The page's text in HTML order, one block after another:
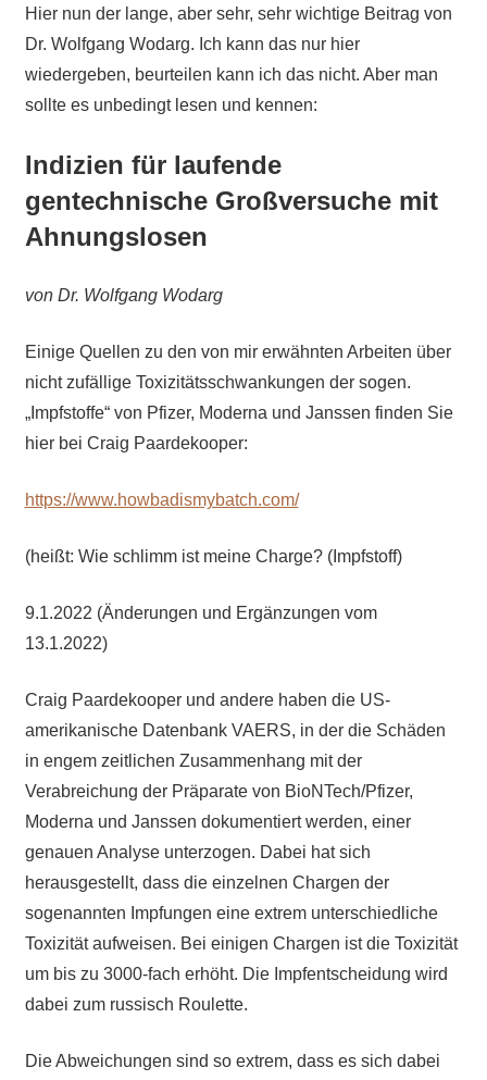
Hier nun der lange, aber sehr, sehr wichtige Beitrag von
Dr. Wolfgang Wodarg. Ich kann das nur hier
wiedergeben, beurteilen kann ich das nicht. Aber man
sollte es unbedingt lesen und kennen:
Indizien für laufende
gentechnische Großversuche mit
Ahnungslosen
von Dr. Wolfgang Wodarg
Einige Quellen zu den von mir erwähnten Arbeiten über
nicht zufällige Toxizitätsschwankungen der sogen.
„Impfstoffe“ von Pfizer, Moderna und Janssen finden Sie
hier bei Craig Paardekooper:
https://www.howbadismybatch.com/
(heißt: Wie schlimm ist meine Charge? (Impfstoff)
9.1.2022 (Änderungen und Ergänzungen vom
13.1.2022)
Craig Paardekooper und andere haben die US-
amerikanische Datenbank VAERS, in der die Schäden
in engem zeitlichen Zusammenhang mit der
Verabreichung der Präparate von BioNTech/Pfizer,
Moderna und Janssen dokumentiert werden, einer
genauen Analyse unterzogen. Dabei hat sich
herausgestellt, dass die einzelnen Chargen der
sogenannten Impfungen eine extrem unterschiedliche
Toxizität aufweisen. Bei einigen Chargen ist die Toxizität
um bis zu 3000-fach erhöht. Die Impfentscheidung wird
dabei zum russisch Roulette.
Die Abweichungen sind so extrem, dass es sich dabei